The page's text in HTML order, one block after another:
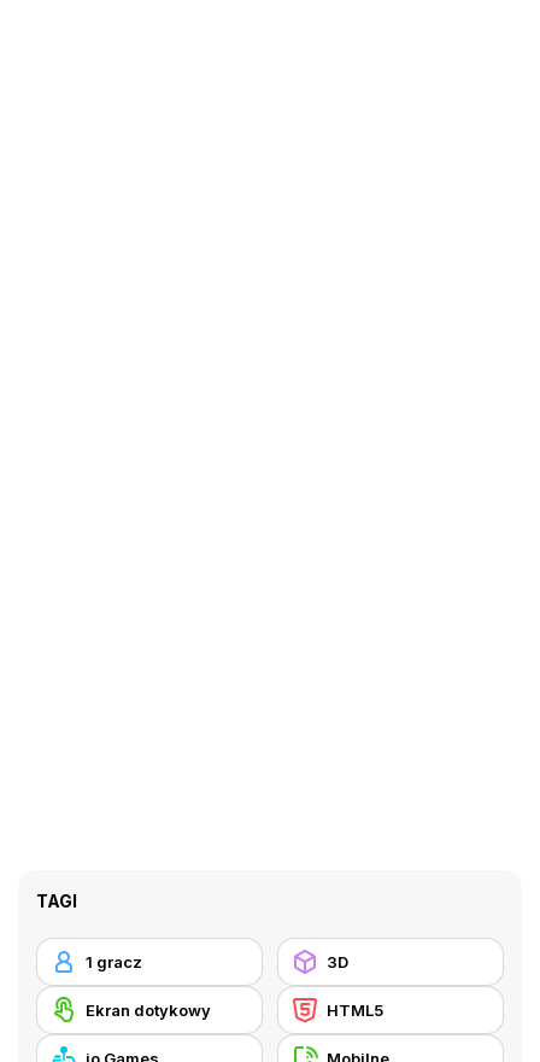
TAGI
1 gracz 3D
Ekran dotykowy HTML5